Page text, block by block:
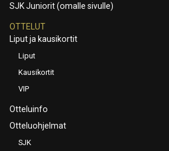
SJK Juniorit (omalle sivulle)
OTTELUT
Liput ja kausikortit
Liput
Kausikortit
VIP
Otteluinfo
Otteluohjelmat
SJK